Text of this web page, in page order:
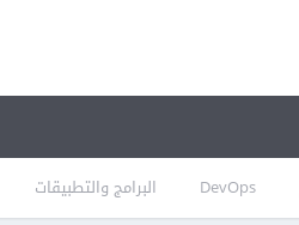
DevOps البرامج والتطبيقات